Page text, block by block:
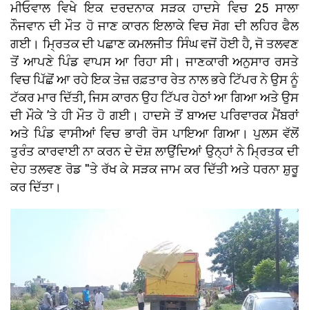
ਮੀਓਵਾਲ ਵਿਖੇ ਇਕ ਦਰਦਨਾਕ ਸੜਕ ਹਾਦਸੇ ਵਿਚ 25 ਸਾਲਾ
ਨੌਜਵਾਨ ਦੀ ਮੌਤ ਹੋ ਜਾਣ ਕਾਰਨ ਇਲਾਕੇ ਵਿਚ ਸੋਗ ਦੀ ਲਹਿਰ ਫੈਲ
ਗਈ। ਮ੍ਰਿਤਕ ਦੀ ਪਛਾਣ ਕਮਲਜੀਤ ਸਿੰਘ ਵਜੋਂ ਹੋਈ ਹੈ, ਜੋ ਤਲਵਣ
ਤੋਂ ਆਪਣੇ ਪਿੰਡ ਵਾਪਸ ਆ ਰਿਹਾ ਸੀ। ਜਾਣਕਾਰੀ ਅਨੁਸਾਰ ਰਸਤੇ
ਵਿਚ ਪਿੱਛੋਂ ਆ ਰਹੇ ਇਕ ਤੇਜ਼ ਰਫ਼ਤਾਰ ਰੇਤ ਨਾਲ ਭਰੇ ਟਿੱਪਰ ਨੇ ਉਸ ਨੂੰ
ਟੱਕਰ ਮਾਰ ਦਿੱਤੀ, ਜਿਸ ਕਾਰਨ ਉਹ ਟਿੱਪਰ ਹੇਠਾਂ ਆ ਗਿਆ ਅਤੇ ਉਸ
ਦੀ ਮੌਕੇ ’ਤੇ ਹੀ ਮੌਤ ਹੋ ਗਈ। ਹਾਦਸੇ ਤੋਂ ਬਾਅਦ ਪਰਿਵਾਰਕ ਮੈਂਬਰਾਂ
ਅਤੇ ਪਿੰਡ ਵਾਸੀਆਂ ਵਿਚ ਭਾਰੀ ਰੋਸ ਪਾਇਆ ਗਿਆ। ਪੁਲਸ ਵੱਲੋਂ
ਤੁਰੰਤ ਕਾਰਵਾਈ ਨਾ ਕਰਨ ਦੇ ਦੋਸ਼ ਲਾਉਂਦਿਆਂ ਉਨ੍ਹਾਂ ਨੇ ਮ੍ਰਿਤਕ ਦੀ
ਦੇਹ ਤਲਵਣ ਰੋਡ ''ਤੇ ਰੱਖ ਕੇ ਸੜਕ ਜਾਮ ਕਰ ਦਿੱਤੀ ਅਤੇ ਧਰਨਾ ਸ਼ੁਰੂ
ਕਰ ਦਿੱਤਾ।